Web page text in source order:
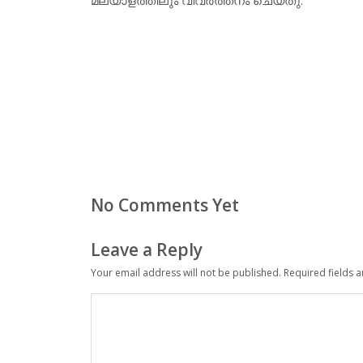
No Comments Yet
Leave a Reply
Your email address will not be published. Required fields